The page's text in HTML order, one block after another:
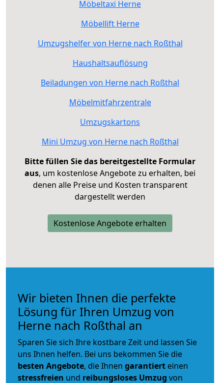
Möbeltaxi Herne
Möbellift Herne
Umzugshelfer von Herne nach Roßthal
Haushaltsauflösung
Beiladungen von Herne nach Roßthal
Möbelmitfahrzentrale
Umzugskartons
Mini Umzug von Herne nach Roßthal
Bitte füllen Sie das bereitgestellte Formular
aus, um kostenlose Angebote zu erhalten, bei
denen alle Preise und Kosten transparent
dargestellt werden
Kostenlose Angebote erhalten
Wir bieten Ihnen die perfekte
Lösung für Ihren Umzug von
Herne nach Roßthal an
Sparen Sie sich Ihre kostbare Zeit und lassen Sie
uns Ihnen helfen. Bei uns bekommen Sie die
besten Angebote, die Ihnen garantiert einen
stressfreien und reibungsloses Umzug von